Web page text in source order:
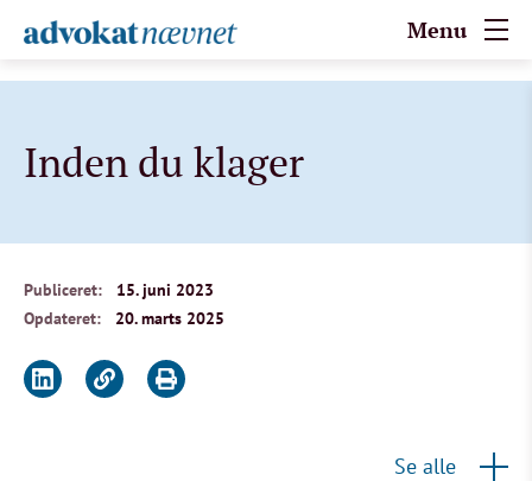
Menu
Inden du klager
Publiceret:
15. juni 2023
Opdateret:
20. marts 2025
Se alle